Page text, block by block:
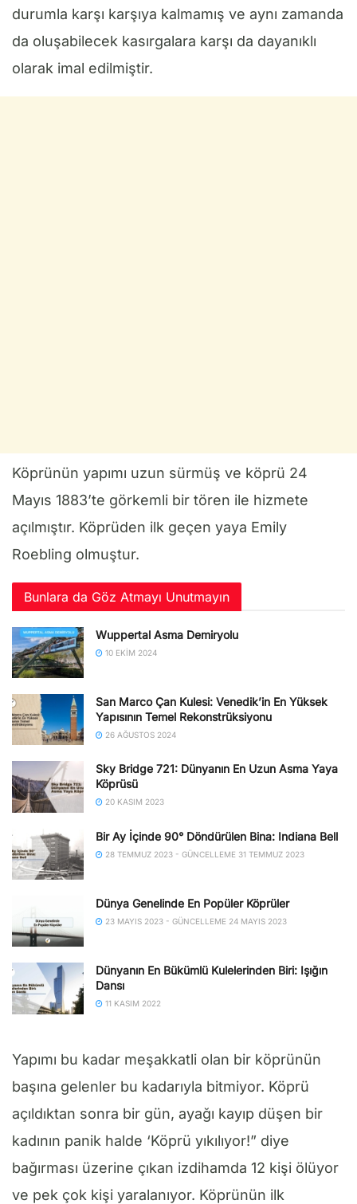
durumla karşı karşıya kalmamış ve aynı zamanda
da oluşabilecek kasırgalara karşı da dayanıklı
olarak imal edilmiştir.
Köprünün yapımı uzun sürmüş ve köprü 24
Mayıs 1883’te görkemli bir tören ile hizmete
açılmıştır. Köprüden ilk geçen yaya Emily
Roebling olmuştur.
Bunlara da Göz Atmayı Unutmayın
Wuppertal Asma Demiryolu
10 EKIM 2024
San Marco Çan Kulesi: Venedik’in En Yüksek
Yapısının Temel Rekonstrüksiyonu
26 AĞUSTOS 2024
Sky Bridge 721: Dünyanın En Uzun Asma Yaya
Köprüsü
20 KASIM 2023
Bir Ay İçinde 90° Döndürülen Bina: Indiana Bell
28 TEMMUZ 2023 - GÜNCELLEME 31 TEMMUZ 2023
Dünya Genelinde En Popüler Köprüler
23 MAYIS 2023 - GÜNCELLEME 24 MAYIS 2023
Dünyanın En Bükümlü Kulelerinden Biri: Işığın
Dansı
11 KASIM 2022
Yapımı bu kadar meşakkatli olan bir köprünün
başına gelenler bu kadarıyla bitmiyor. Köprü
açıldıktan sonra bir gün, ayağı kayıp düşen bir
kadının panik halde ‘Köprü yıkılıyor!” diye
bağırması üzerine çıkan izdihamda 12 kişi ölüyor
ve pek çok kişi yaralanıyor. Köprünün ilk